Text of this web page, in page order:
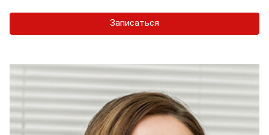
Записаться